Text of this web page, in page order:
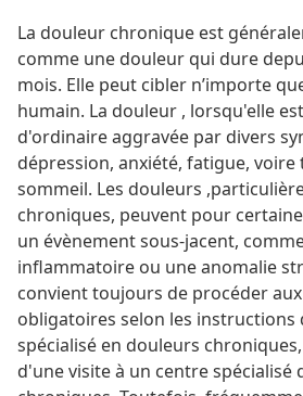
La douleur chronique est
comme une douleur qui dure
mois. Elle peut cibler n’importe
humain. La douleur , lorsqu'elle
d'ordinaire aggravée par divers
dépression, anxiété, fatigue,
sommeil. Les douleurs
chroniques, peuvent pour
un évènement sous-jacent,
inflammatoire ou une anomalie
convient toujours de procéder
obligatoires selon les instructions
spécialisé en douleurs
d'une visite à un centre spécialisé